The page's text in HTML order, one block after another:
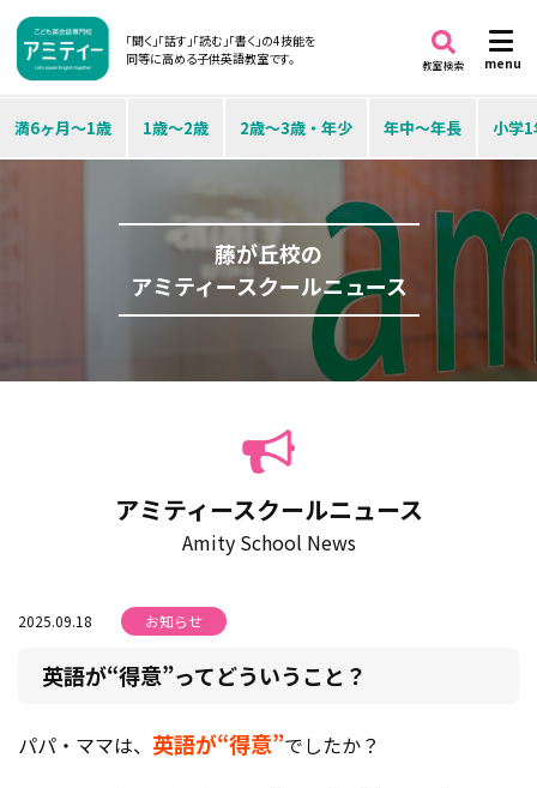
「聞く」「話す」「読む」「書く」の4技能を
同等に高める子供英語教室です。
menu
教室検索
満6ヶ月～1歳 1歳～2歳 2歳～3歳・年少 年中～年長 小学
藤が丘校の
アミティースクールニュース
アミティースクールニュース
Amity School News
2025.09.18 お知らせ
英語が“得意”ってどういうこと？
パパ・ママは、 英語が“得意”でしたか？